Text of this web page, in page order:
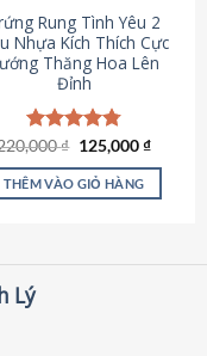
được
chọn
trên
trang
sản
phẩm
Rung Tình Yêu 2
Nhựa Kích Thích Cực
Thăng Hoa Lên
Đỉnh
Được xếp
hạng4.79
5 sao
₫ Giá
là:
220,000 ₫.
125,000₫Giá
tại
THÊM VÀO GIỎ HÀNG
Lý